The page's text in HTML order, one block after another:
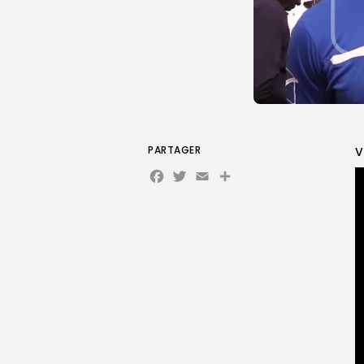
PARTAGER
Facebook
Twitter
Email